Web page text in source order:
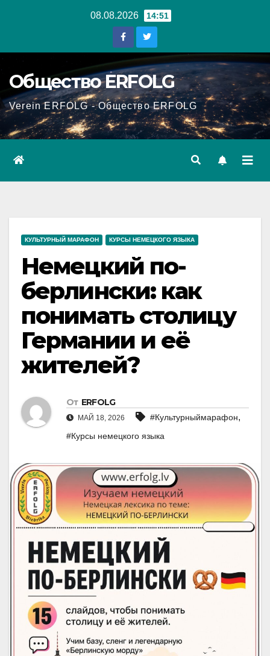
08.08.2026 14:51
Общество ERFOLG
Verein ERFOLG - Общество ERFOLG
КУЛЬТУРНЫЙ МАРАФОН КУРСЫ НЕМЕЦКОГО ЯЗЫКА
Немецкий по-
берлински: как
понимать столицу
Германии и её
жителей?
От ERFOLG
МАЙ 18, 2026 #Культурныймарафон,
#Курсы немецкого языка